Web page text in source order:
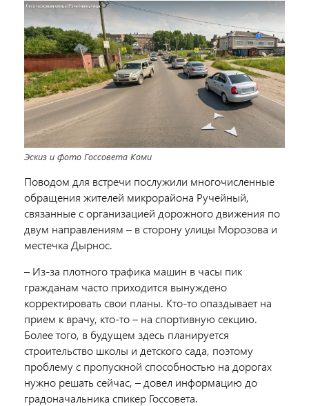
Эскиз и фото Госсовета Коми
Поводом для встречи послужили многочисленные
обращения жителей микрорайона Ручейный,
связанные с организацией дорожного движения по
двум направлениям – в сторону улицы Морозова и
местечка Дырнос.
– Из-за плотного трафика машин в часы пик
гражданам часто приходится вынуждено
корректировать свои планы. Кто-то опаздывает на
прием к врачу, кто-то – на спортивную секцию.
Более того, в будущем здесь планируется
строительство школы и детского сада, поэтому
проблему с пропускной способностью на дорогах
нужно решать сейчас, – довел информацию до
градоначальника спикер Госсовета.